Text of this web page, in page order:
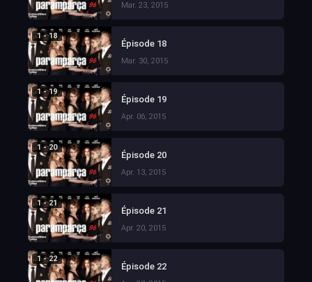
Mar. 23, 2015
1 - 18
Épisode 18
Mar. 30, 2015
1 - 19
Épisode 19
Apr. 06, 2015
1 - 20
Épisode 20
Apr. 13, 2015
1 - 21
Épisode 21
Apr. 20, 2015
1 - 22
Épisode 22